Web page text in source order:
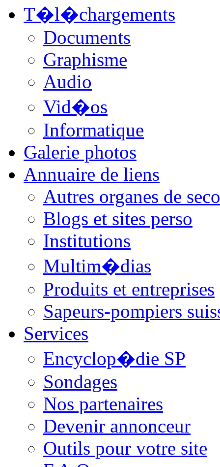
T�l�chargements
Documents
Graphisme
Audio
Vid�os
Informatique
Galerie photos
Annuaire de liens
Autres organes de
Blogs et sites perso
Institutions
Multim�dias
Produits et entreprises
Sapeurs-pompiers
Services
Encyclop�die SP
Sondages
Nos partenaires
Devenir annonceur
Outils pour votre site